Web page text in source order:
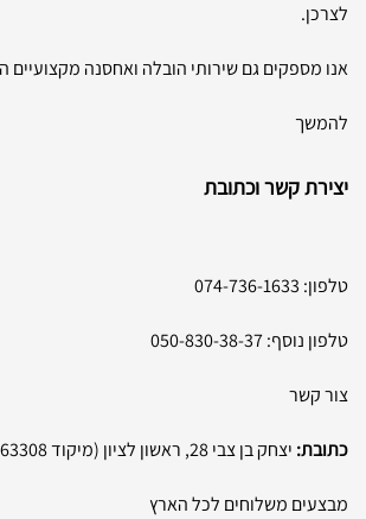
לצרכן.
אנו מספקים גם שירותי הובלה ואחסנה מקצועיים
להמשך
יצירת קשר וכתובת
טלפון: 074-736-1633
טלפון נוסף:050-830-38-37
צור קשר
כתובת: יצחק בן צבי 28, ראשון לציון (מיקוד 7563308)
מבצעים משלוחים לכל הארץ